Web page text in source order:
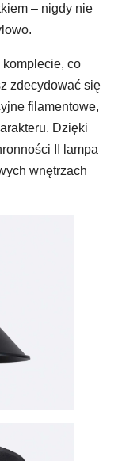
– nigdy nie
komplecie, co
zdecydować się
filamentowe,
Dzięki
II lampa
wnętrzach